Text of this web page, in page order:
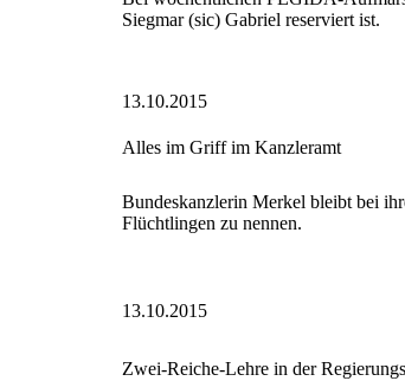
Siegmar (sic) Gabriel reserviert ist.
13.10.2015
Alles im Griff im Kanzleramt
Bundeskanzlerin Merkel bleibt bei
Flüchtlingen zu nennen.
13.10.2015
Zwei-Reiche-Lehre in der